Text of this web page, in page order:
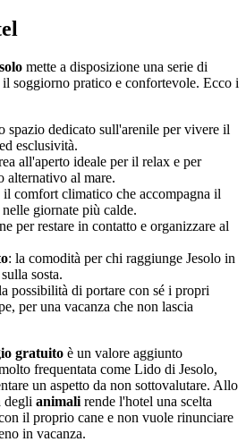
mette a disposizione una serie di
soggiorno pratico e confortevole. Ecco i
spazio dedicato sull'arenile per vivere il
esclusività.
all'aperto ideale per il relax e per
alternativo al mare.
il comfort climatico che accompagna il
giornate più calde.
per restare in contatto e organizzare al
: la comodità per chi raggiunge Jesolo in
sosta.
possibilità di portare con sé i propri
per una vacanza che non lascia
gratuito è un valore aggiunto
frequentata come Lido di Jesolo,
un aspetto da non sottovalutare. Allo
degli animali rende l'hotel una scelta
il proprio cane e non vuole rinunciare
in vacanza.